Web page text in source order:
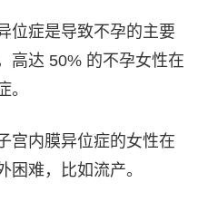
位症是导致不孕的主要
高达 50% 的不孕女性在
。
宫内膜异位症的女性在
困难，比如流产。